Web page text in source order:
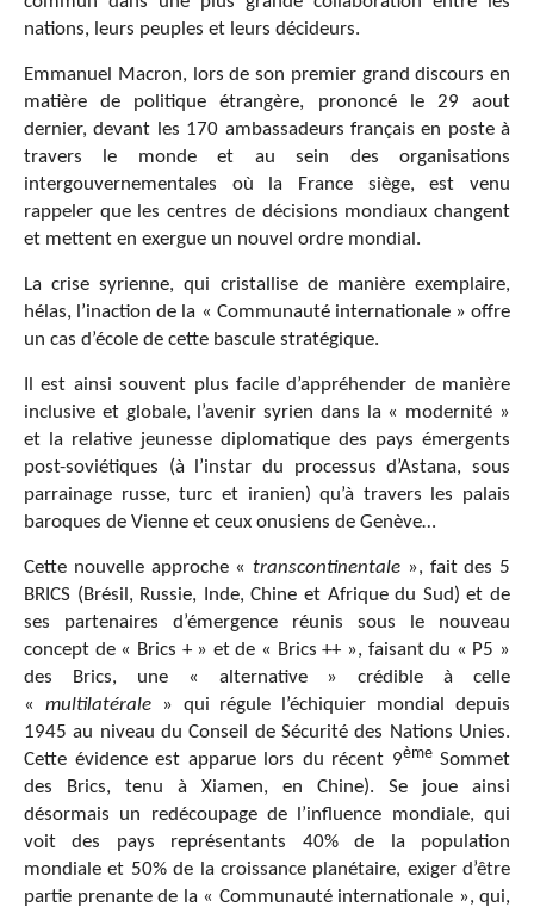
nations, leurs peuples et leurs décideurs.
Emmanuel Macron, lors de son premier grand discours en
matière de politique étrangère, prononcé le 29 aout
dernier, devant les 170 ambassadeurs français en poste à
travers le monde et au sein des organisations
intergouvernementales où la France siège, est venu
rappeler que les centres de décisions mondiaux changent
et mettent en exergue un nouvel ordre mondial.
La crise syrienne, qui cristallise de manière exemplaire,
hélas, l’inaction de la « Communauté internationale » offre
un cas d’école de cette bascule stratégique.
Il est ainsi souvent plus facile d’appréhender de manière
inclusive et globale, l’avenir syrien dans la « modernité »
et la relative jeunesse diplomatique des pays émergents
post-soviétiques (à l’instar du processus d’Astana, sous
parrainage russe, turc et iranien) qu’à travers les palais
baroques de Vienne et ceux onusiens de Genève…
Cette nouvelle approche « transcontinentale », fait des 5
BRICS (Brésil, Russie, Inde, Chine et Afrique du Sud) et de
ses partenaires d’émergence réunis sous le nouveau
concept de « Brics + » et de « Brics ++ », faisant du « P5 »
des Brics, une « alternative » crédible à celle
« multilatérale» qui régule l’échiquier mondial depuis
1945 au niveau du Conseil de Sécurité des Nations Unies.
Cette évidence est apparue lors du récent 9èmeSommet
des Brics, tenu à Xiamen, en Chine). Se joue ainsi
désormais un redécoupage de l’influence mondiale, qui
voit des pays représentants 40% de la population
mondiale et 50% de la croissance planétaire, exiger d’être
partie prenante de la « Communauté internationale », qui,